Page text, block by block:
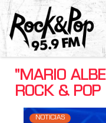
"MARIO
ROCK & POP
NOTICIAS